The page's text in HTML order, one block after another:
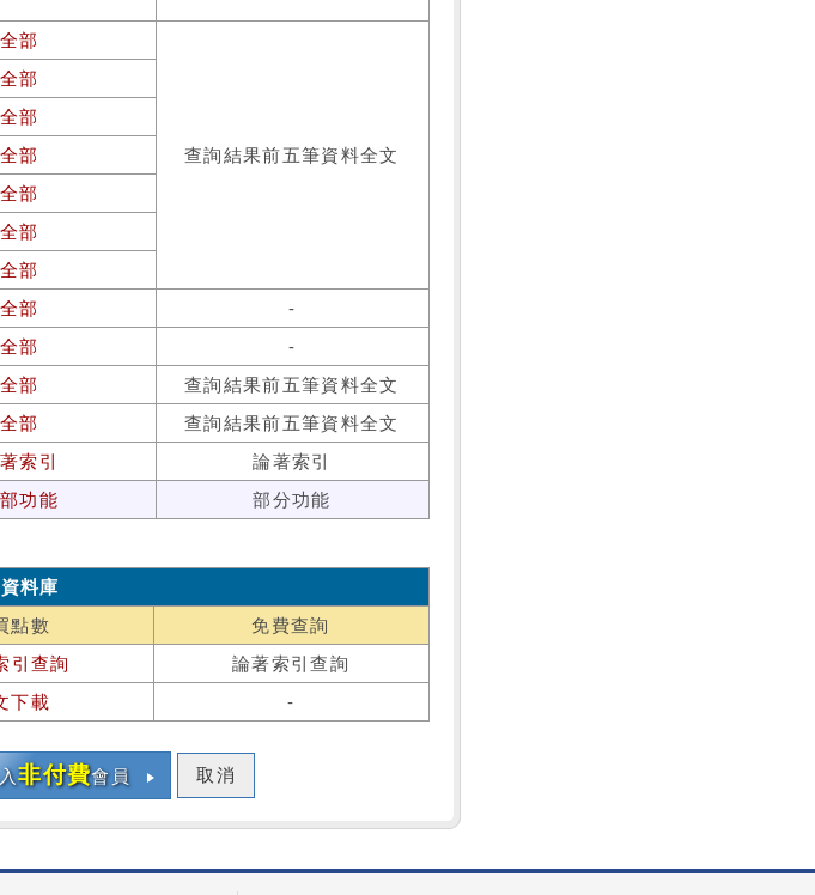
全部
查詢結果前五筆資料全文
全部
全部
全部
全部
全部
全部
全部
-
全部
-
全部
查詢結果前五筆資料全文
全部
查詢結果前五筆資料全文
索引
論著索引
功能 部分功能
料庫
點數 免費查詢
引查詢
論著索引查詢
下載
-
非付費會員 取消